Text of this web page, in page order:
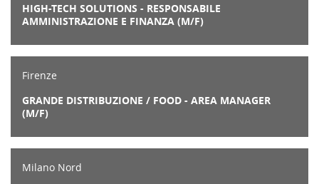
HIGH-TECH SOLUTIONS - RESPONSABILE
AMMINISTRAZIONE E FINANZA (M/F)
Firenze
GRANDE DISTRIBUZIONE / FOOD - AREA MANAGER
(M/F)
Milano Nord